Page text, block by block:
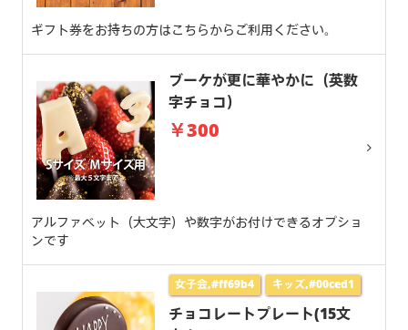
ギフト券をお持ちの方はこちらからご利用ください。
ブーケが更に華やかに（英数
字チョコ）
￥300
アルファベット（大文字）や数字がお付けできるオプショ
ンです
女子会,#ff69b4 キッズ,#00ced1
チョコレートプレート(15文